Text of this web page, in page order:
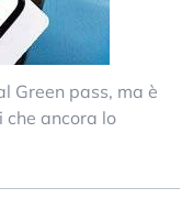
Green pass, ma è
che ancora lo